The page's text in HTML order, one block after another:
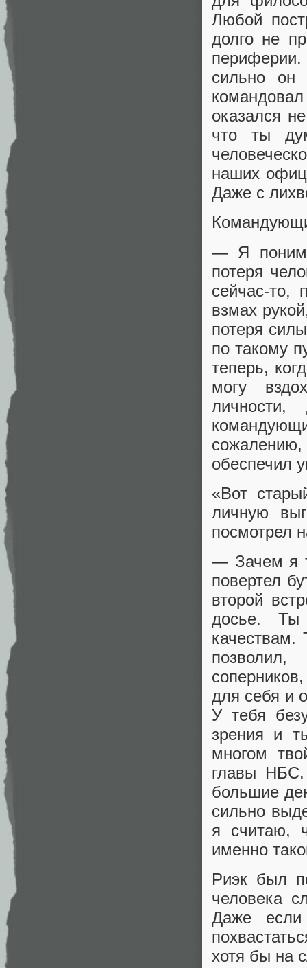
Любой
долго не
сильно
оказался
что ты
наших
Даже с
— Я
потеря
сейчас-то,
взмах
потеря
по такому
теперь,
могу
обеспечил
«Вот
личную
посмотрел
— Зачем я
повертел
второй
досье. Ты
для себя и
У тебя
зрения и
многом
главы НБС.
большие
сильно
я считаю,
именно
Риэк был
человека
Даже
хотя бы на